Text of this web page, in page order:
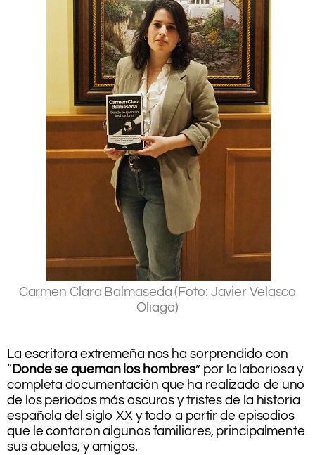
Carmen Clara Balmaseda (Foto: Javier Velasco
Oliaga)
La escritora extremeña nos ha sorprendido con
“Donde se queman los hombres” por la laboriosa y
completa documentación que ha realizado de uno
de los periodos más oscuros y tristes de la historia
española del siglo XX y todo a partir de episodios
que le contaron algunos familiares, principalmente
sus abuelas, y amigos.